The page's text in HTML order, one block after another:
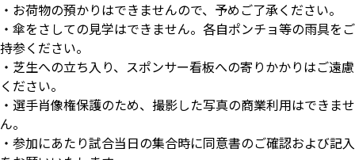
・お荷物の預かりはできませんので、予めご了承ください。
・傘をさしての見学はできません。各自ポンチョ等の雨具をご
持参ください。
・芝生への立ち入り、スポンサー看板への寄りかかりはご遠慮
ください。
・選手肖像権保護のため、撮影した写真の商業利用はできませ
ん。
・参加にあたり試合当日の集合時に同意書のご確認および記入